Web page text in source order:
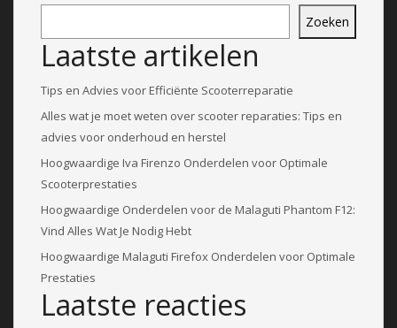
Zoeken
Laatste artikelen
Tips en Advies voor Efficiënte Scooterreparatie
Alles wat je moet weten over scooter reparaties: Tips en
advies voor onderhoud en herstel
Hoogwaardige Iva Firenzo Onderdelen voor Optimale
Scooterprestaties
Hoogwaardige Onderdelen voor de Malaguti Phantom F12:
Vind Alles Wat Je Nodig Hebt
Hoogwaardige Malaguti Firefox Onderdelen voor Optimale
Prestaties
Laatste reacties